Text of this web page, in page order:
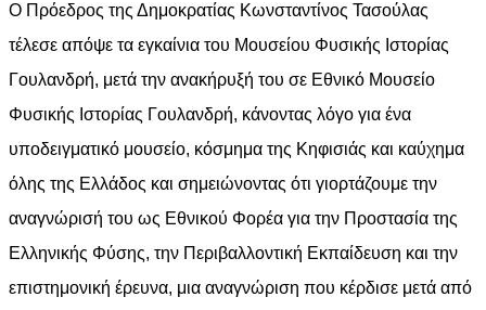
Ο Πρόεδρος της Δημοκρατίας Κωνσταντίνος Τασούλας
τέλεσε απόψε τα εγκαίνια του Μουσείου Φυσικής Ιστορίας
Γουλανδρή, μετά την ανακήρυξή του σε Εθνικό Μουσείο
Φυσικής Ιστορίας Γουλανδρή, κάνοντας λόγο για ένα
υποδειγματικό μουσείο, κόσμημα της Κηφισιάς και καύχημα
όλης της Ελλάδος και σημειώνοντας ότι γιορτάζουμε την
αναγνώρισή του ως Εθνικού Φορέα για την Προστασία της
Ελληνικής Φύσης, την Περιβαλλοντική Εκπαίδευση και την
επιστημονική έρευνα, μια αναγνώριση που κέρδισε μετά από